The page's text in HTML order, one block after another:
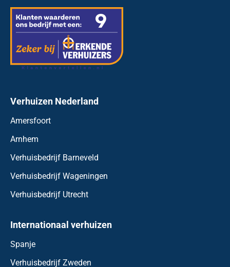
Verhuizen Nederland
Amersfoort
Arnhem
Verhuisbedrijf Barneveld
Verhuisbedrijf Utrecht
Internationaal verhuizen